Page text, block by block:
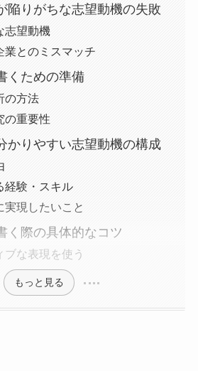
陥りがちな志望動機の失敗
志望動機
業とのミスマッチ
くための準備
の方法
の重要性
かりやすい志望動機の構成
経験・スキル
実現したいこと
く際の具体的なコツ
ブな表現を使う
もっと見る